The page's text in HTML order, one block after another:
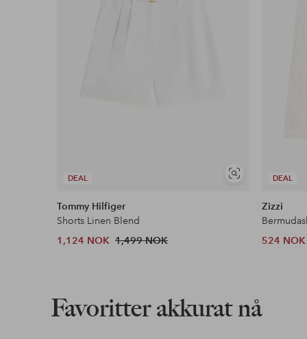
Våre mest fordelaktige betalingsmåter
DEAL
Vis
Tommy Hilfiger
Shorts Linen Blend
1,124 NOK 1,499 NOK
DEAL
Zizzi
524 NOK
Favoritter akkurat nå